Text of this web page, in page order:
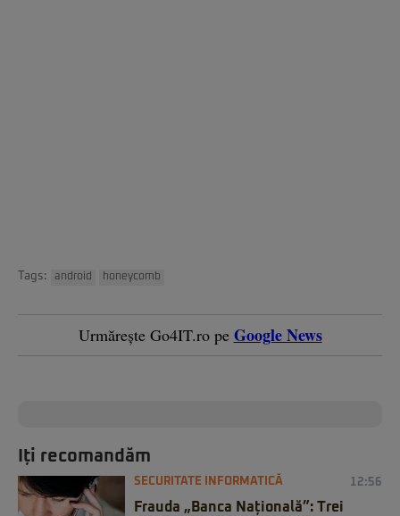
Tags: android honeycomb
Urmărește Go4IT.ro pe Google News
Iți recomandăm
SECURITATE INFORMATICĂ 12:56
Frauda „Banca Națională”: Trei